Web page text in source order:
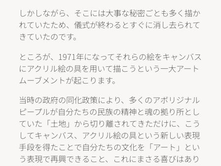
しかしながら、そこには大事な秘密ごとも多く描か
れていたため、儀式が終わるとすぐに消し去られて
きていたのです。
ところが、1971年になってそれらの絵をキャンバス
にアクリル絵の具を用いて描こうという一大アート
ムーブメントが起こります。
当時の政府の同化政策により、多くのアボリジナル
ピープルが自分たちの民族の精神と魂の拠り所とし
ていた「土地」から切り離されてきただけに、こう
してキャンバス、アクリル絵の具という新しい表現
手段を得たことで自分たちの文化を「アート」とい
う表現で再興できること、これにまさる喜びはあり